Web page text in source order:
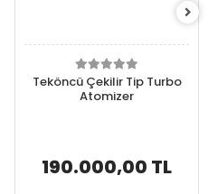
Teköncü Çekilir Tip Turbo
Atomizer
190.000,00 TL